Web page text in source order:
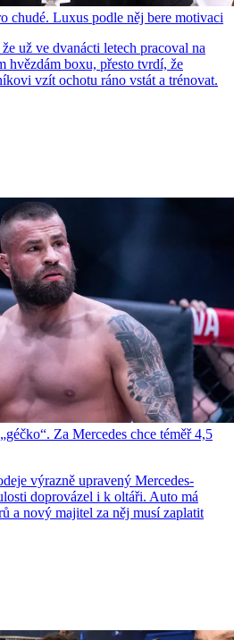
chudé. Luxus podle něj bere motivaci
už ve dvanácti letech pracoval na
hvězdám boxu, přesto tvrdí, že
vzít ochotu ráno vstát a trénovat.
Za Mercedes chce téměř 4,5
výrazně upravený Mercedes-
doprovázel i k oltáři. Auto má
a nový majitel za něj musí zaplatit